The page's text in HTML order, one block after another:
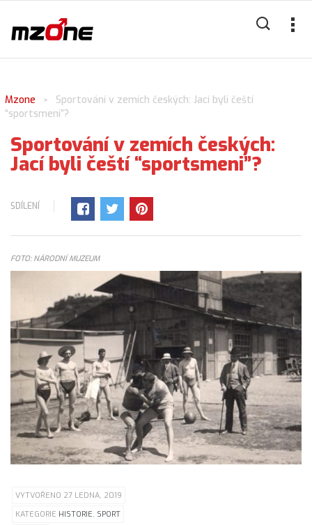
Mzone >
Sportování v zemích českých: Jací byli čeští
“sportsmeni”?
Sportování v zemích českých:
Jací byli čeští “sportsmeni”?
SDÍLENÍ
FOTO: NÁRODNÍ MUZEUM
VYTVOŘENO 27 LEDNA, 2019
KATEGORIE HISTORIE, SPORT